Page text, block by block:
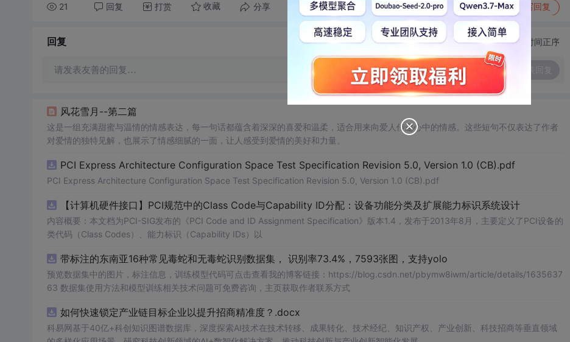
21 回复 打赏 收藏 分享 转发到动态 举报 写回复
回复 切换为时间正序
请发表友善的回复…
风花雪月--第二篇
这是一组充满甜蜜与温情的情感表达，每一句话都蕴含着深深的喜爱和温柔，适合用来向爱人传递心中的情感。这些短句不仅表达了作者
对爱情的独特见解，也展示了情感细腻的一面，让人感受到爱情的美好和力量。
PCI Express Architecture Configuration Space Test Specification Revision 5.0, Version 1.0 (CB).pdf
PCI Express Architecture Configuration Space Test Specification Revision 5.0, Version 1.0 (CB).pdf
【计算机硬件接口】PCI规范中的Class Code与Capability ID分配：设备功能分类及扩展能力标识系统设计
内容概要：本文档为PCI-SIG发布的《PCI Code and ID Assignment Specification》版本1.4，发布于2013年8月，主要定义了PCI设备的
类代码（Class Codes）、能力标识（Capability IDs）以
带标注的东南亚16种常见毒蛇和无毒蛇识别数据集， 识别率73.4%，7593张图，支持yolo
预览数据集中的图片，标注信息，训练模型代码可点击查看我的博客链接：https://blog.csdn.net/pbymw8iwm/article/details/1635637
63 数据集使用方法和模型训练相关技术问题可免费咨询，主页获取作者联系方式
如何快速锁定产业链目标企业以提升招商精准度？.docx
科易网基于40亿+科创知识图谱数据库，深度探索AI技术在技术转移、成果转化、技术经纪、知识产权、产业创新、科技招商等垂直领域